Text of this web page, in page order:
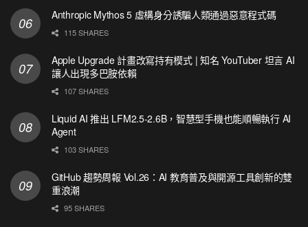
Anthropic Mythos 5 虛構身分誘騙人類通過惡意程式碼
115 SHARES
Apple Upgrade 計畫改寫持有模式 | 知名 YouTuber 坦言 AI
讓人出現多巴胺依賴
107 SHARES
Liquid AI 推出 LFM2.5-2.6B，智慧型手機也能順暢執行 AI
Agent
103 SHARES
GitHub 趨勢周報 Vol.26：AI 教育普及與開源工具創新的雙
重浪潮
95 SHARES